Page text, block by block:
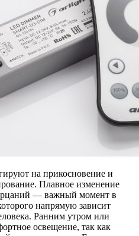
на прикосновение и
Плавное изменение
— важный момент в
напрямую зависит
Ранним утром или
освещение, так как